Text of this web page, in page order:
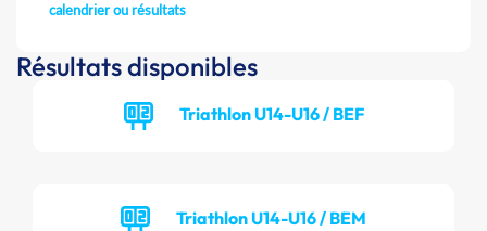
calendrier ou résultats
Résultats disponibles
Triathlon U14-U16 / BEF
Triathlon U14-U16 / BEM